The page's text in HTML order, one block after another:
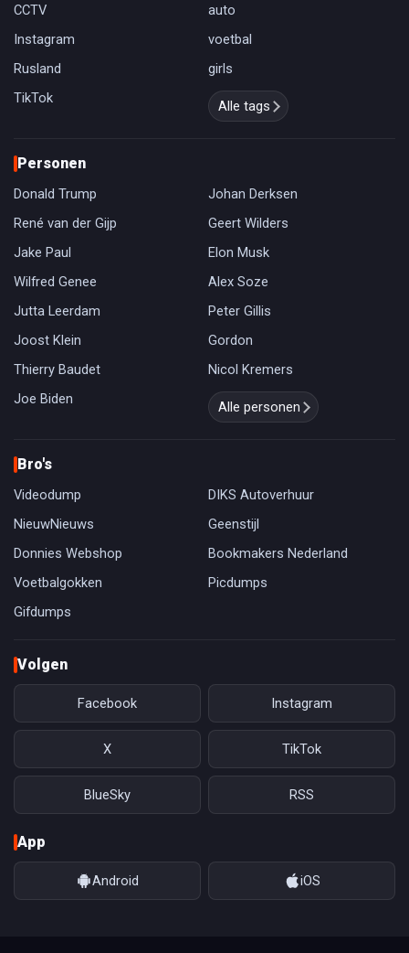
CCTV
auto
Instagram
voetbal
Rusland
girls
TikTok
Alle tags
Personen
Donald Trump
Johan Derksen
René van der Gijp
Geert Wilders
Jake Paul
Elon Musk
Wilfred Genee
Alex Soze
Jutta Leerdam
Peter Gillis
Joost Klein
Gordon
Thierry Baudet
Nicol Kremers
Joe Biden
Alle personen
Bro's
Videodump
DIKS Autoverhuur
NieuwNieuws
Geenstijl
Donnies Webshop
Bookmakers Nederland
Voetbalgokken
Picdumps
Gifdumps
Volgen
Facebook Instagram
X TikTok
BlueSky RSS
App
Android iOS